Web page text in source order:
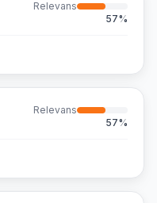
Relevans
57%
Relevans
57%